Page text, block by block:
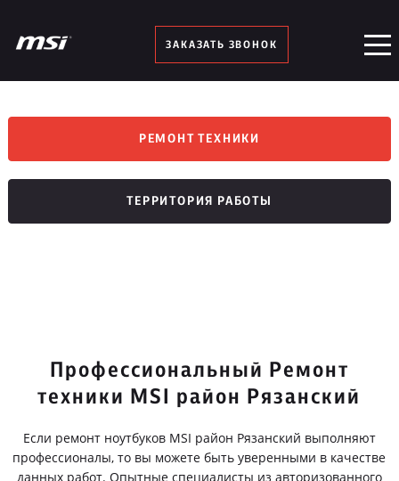
ЗАКАЗАТЬ ЗВОНОК
РЕМОНТ ТЕХНИКИ
ТЕРРИТОРИЯ РАБОТЫ
Профессиональный Ремонт
техники MSI район Рязанский
Если ремонт ноутбуков MSI район Рязанский выполняют
профессионалы, то вы можете быть уверенными в качестве
данных работ. Опытные специалисты из авторизованного